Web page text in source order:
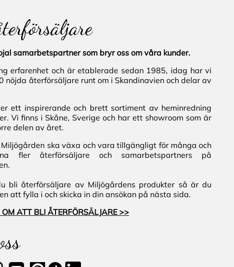
samarbetspartner som bryr oss om våra kunder.
erfarenhet och är etablerade sedan 1985, idag har vi
nöjda återförsäljare runt om i Skandinavien och delar av
ett inspirerande och brett sortiment av heminredning
Vi finns i Skåne, Sverige och har ett showroom som är
delen av året.
ska växa och vara tillgängligt för många och
fler återförsäljare och samarbetspartners på
bli återförsäljare av Miljögårdens produkter så är du
att fylla i och skicka in din ansökan på nästa sida.
OM ATT BLI ÅTERFÖRSÄLJARE >>